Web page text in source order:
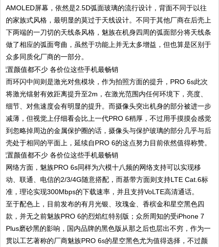
AMOLED屏幕，依然是2.5D弧面玻璃的流行设计，背面不同于以往
的家族式风格，最明显的莫过于天线设计。不同于其他厂商在后壳上
下两端的一刀切的天线条风格，魅族在机身四周的弧面部分将天线条
做了相应的弧面弯曲，虽然于功能上并无太多增益，但也算是区别于
众多同质化厂商的一部分。
而环闪中间则是激光对焦模块，作为拍照方面的提升，PRO 6s此次
将激光镭射有效距离提升至2m，在激光范围内任何环境下，亮度、
细节、对焦速度会有明显的提升。而摄像头突出机身的部分被进一步
减薄，但视觉上仔细看会比上一代PRO 6稍厚，不过用手摸摸会感觉
到忽略掉周边的金属保护圈的话，摄像头与保护玻璃的部分几乎与后
壳处于相同的平面上，延续自PRO 6的这点努力目前依然值得称赞。
网络方面，魅族PRO 6s同样为六模十八频的网络支持可以实现移
动、联通、电信的2/3/4G随意搭配，而基带方面则支持LTE Cat.6标
准，理论实现300Mbps的下载速率，并且支持VoLTE高清通话。
至于配色上，目前发布的有月光银、玫瑰金、香槟金和星空黑色四
款，并无之前魅族PRO 6的烈焰红特别版；众所周知的受iPhone 7
Plus磨砂黑的影响，国内品牌的黑色版从那之后也层出不穷，作为一
贯以工艺著称的厂商魅族PRO 6s的星空黑色尤为值得选择，不过颜